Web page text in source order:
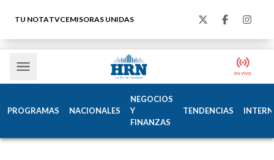
TU NOTATVCEMISORAS UNIDAS
PROGRAMAS NACIONALES
NEGOCIOS
Y
FINANZAS
TENDENCIAS